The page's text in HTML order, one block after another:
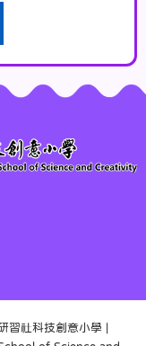
社科技創意小學 |